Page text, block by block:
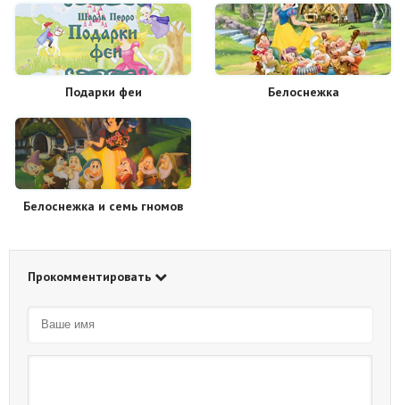
Подарки феи Белоснежка
Белоснежка и семь гномов
Прокомментировать